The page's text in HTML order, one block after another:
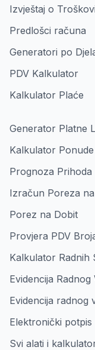
Izvještaj o
Predlošci računa
Generatori po
PDV Kalkulator
Kalkulator Plaće
Generator Platne
Kalkulator Ponude
Prognoza Prihoda
Izračun Poreza
Porez na Dobit
Provjera PDV
Kalkulator Radnih
Evidencija Radnog
Evidencija radnog
Elektronički potpis
Svi alati i